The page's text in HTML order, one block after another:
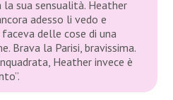
la sua sensualità. Heather
adesso li vedo e
delle cose di una
Brava la Parisi, bravissima.
Heather invece è
.